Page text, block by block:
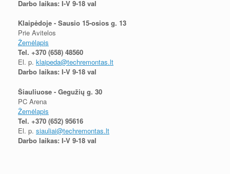
Darbo laikas: I-V 9-18 val
Klaipėdoje - Sausio 15-osios g. 13
Prie Avitelos
Žemėlapis
Tel. +370 (658) 48560
El. p. klaipeda@techremontas.lt
Darbo laikas: I-V 9-18 val
Šiauliuose - Gegužių g. 30
PC Arena
Žemėlapis
Tel. +370 (652) 95616
El. p. siauliai@techremontas.lt
Darbo laikas: I-V 9-18 val